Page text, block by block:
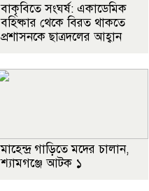
বাকৃবিতে সংঘর্ষ: একাডেমিক
বহিষ্কার থেকে বিরত থাকতে
প্রশাসনকে ছাত্রদলের আহ্বান
মাহেন্দ্র গাড়িতে মদের চালান,
শ্যামগঞ্জে আটক ১